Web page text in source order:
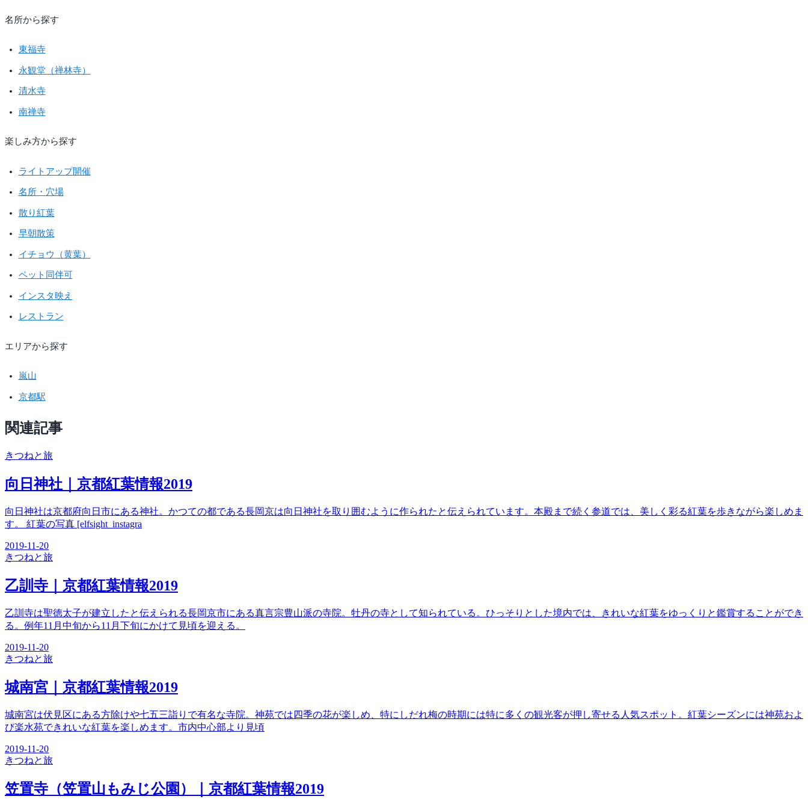
名所から探す
東福寺
永観堂（禅林寺）
清水寺
南禅寺
楽しみ方から探す
ライトアップ開催
名所・穴場
散り紅葉
早朝散策
イチョウ（黄葉）
ペット同伴可
インスタ映え
レストラン
エリアから探す
嵐山
京都駅
関連記事
きつねと旅
向日神社｜京都紅葉情報2019
向日神社は京都府向日市にある神社。かつての都である長岡京は向日神社を取り囲むように作られたと伝えられています。本殿まで続く参道では、美しく彩る紅葉を歩きながら楽しめま
す。 紅葉の写真 [elfsight_instagra
2019-11-20
きつねと旅
乙訓寺｜京都紅葉情報2019
乙訓寺は聖徳太子が建立したと伝えられる長岡京市にある真言宗豊山派の寺院。牡丹の寺として知られている。ひっそりとした境内では、きれいな紅葉をゆっくりと鑑賞することができ
る。例年11月中旬から11月下旬にかけて見頃を迎える。
2019-11-20
きつねと旅
城南宮｜京都紅葉情報2019
城南宮は伏見区にある方除けや七五三詣りで有名な寺院。神苑では四季の花が楽しめ、特にしだれ梅の時期には特に多くの観光客が押し寄せる人気スポット。紅葉シーズンには神苑およ
び楽水苑できれいな紅葉を楽しめます。市内中心部より見頃
2019-11-20
きつねと旅
笠置寺（笠置山もみじ公園）｜京都紅葉情報2019